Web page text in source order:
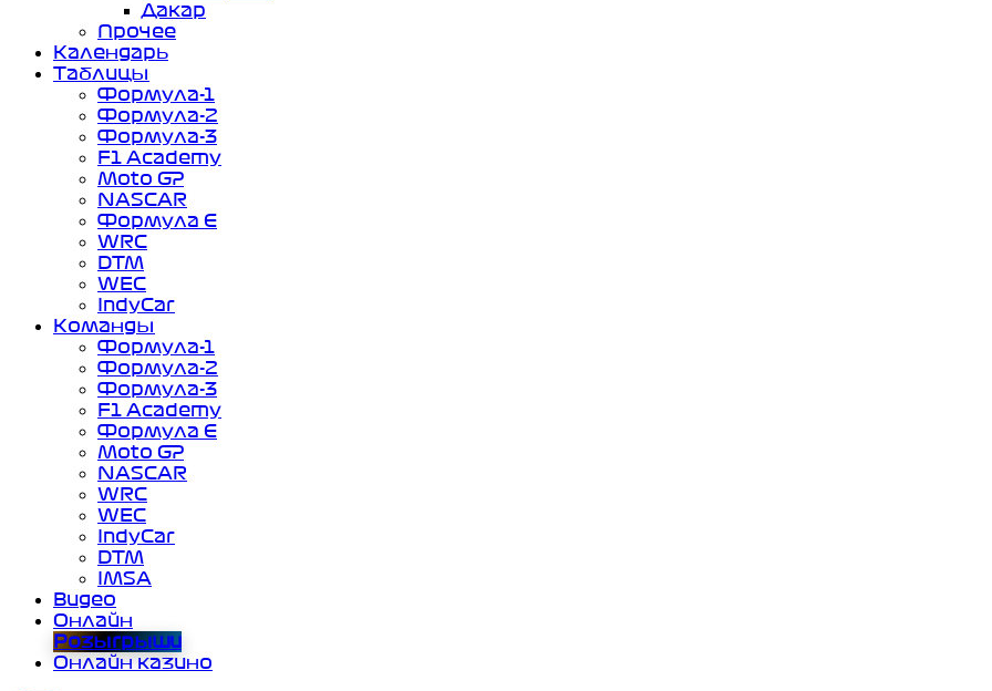
Дакар
Прочее
Календарь
Таблицы
Формула-1
Формула-2
Формула-3
F1 Academy
Moto GP
NASCAR
Формула Е
WRC
DTM
WEC
IndyCar
Команды
Формула-1
Формула-2
Формула-3
F1 Academy
Формула Е
Moto GP
NASCAR
WRC
WEC
IndyCar
DTM
IMSA
Видео
Онлайн
Розыгрыши
Онлайн казино